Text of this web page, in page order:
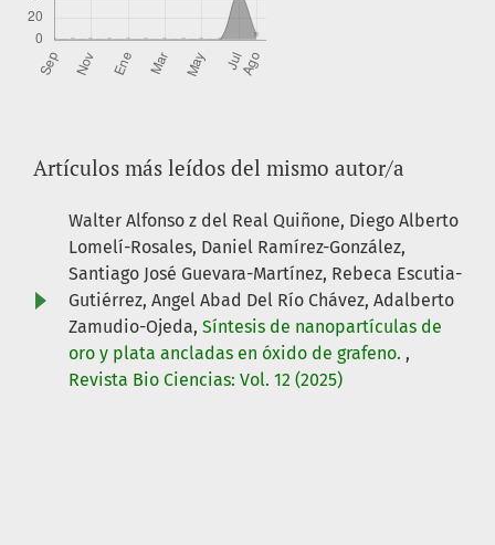
Artículos más leídos del mismo autor/a
Walter Alfonso z del Real Quiñone, Diego Alberto
Lomelí-Rosales, Daniel Ramírez-González,
Santiago José Guevara-Martínez, Rebeca Escutia-
Gutiérrez, Angel Abad Del Río Chávez, Adalberto
Zamudio-Ojeda, Síntesis de nanopartículas de
oro y plata ancladas en óxido de grafeno. ,
Revista Bio Ciencias: Vol. 12 (2025)